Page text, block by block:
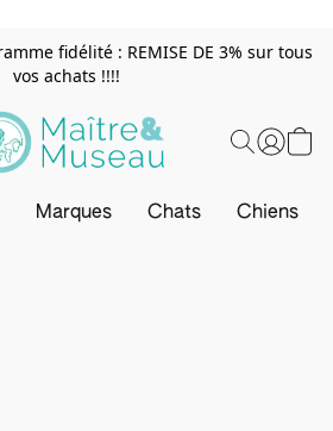
fidélité : REMISE DE 3% sur tous
vos achats !!!!
Marques Chats Chiens